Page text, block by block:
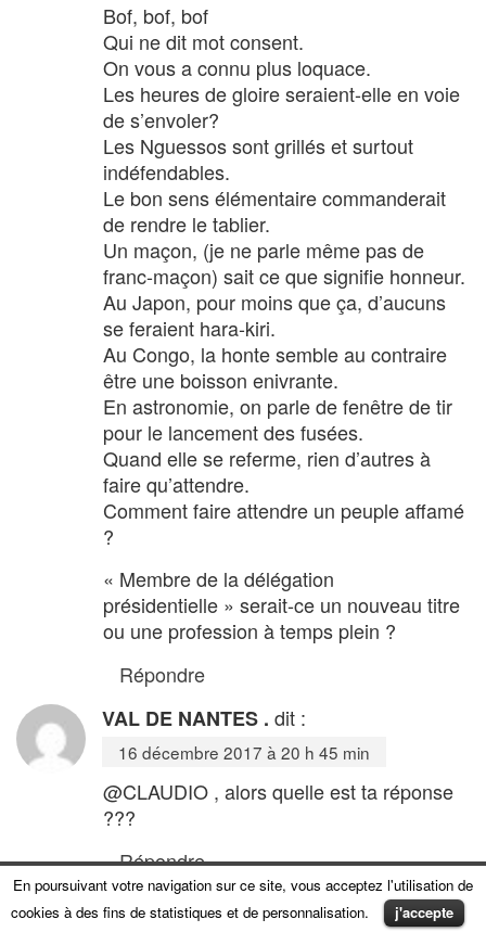
Bof, bof, bof
Qui ne dit mot consent.
On vous a connu plus loquace.
Les heures de gloire seraient-elle en voie
de s’envoler?
Les Nguessos sont grillés et surtout
indéfendables.
Le bon sens élémentaire commanderait
de rendre le tablier.
Un maçon, (je ne parle même pas de
franc-maçon) sait ce que signifie honneur.
Au Japon, pour moins que ça, d’aucuns
se feraient hara-kiri.
Au Congo, la honte semble au contraire
être une boisson enivrante.
En astronomie, on parle de fenêtre de tir
pour le lancement des fusées.
Quand elle se referme, rien d’autres à
faire qu’attendre.
Comment faire attendre un peuple affamé
?
« Membre de la délégation
présidentielle » serait-ce un nouveau titre
ou une profession à temps plein ?
Répondre
VAL DE NANTES . dit :
16 décembre 2017 à 20 h 45 min
@CLAUDIO , alors quelle est ta réponse
???
Répondre
En poursuivant votre navigation sur ce site, vous acceptez l'utilisation de
cookies à des fins de statistiques et de personnalisation.
j'accepte